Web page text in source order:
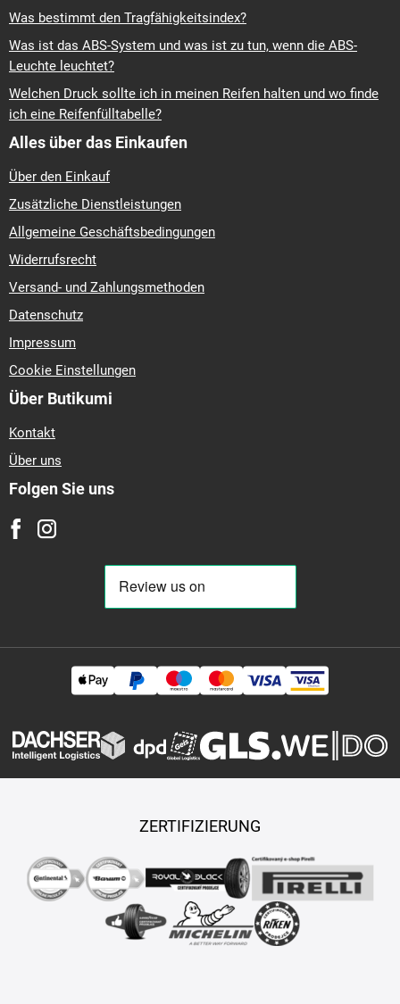
Was bestimmt den Tragfähigkeitsindex?
Was ist das ABS-System und was ist zu tun, wenn die ABS-
Leuchte leuchtet?
Welchen Druck sollte ich in meinen Reifen halten und wo finde
ich eine Reifenfülltabelle?
Alles über das Einkaufen
Über den Einkauf
Zusätzliche Dienstleistungen
Allgemeine Geschäftsbedingungen
Widerrufsrecht
Versand- und Zahlungsmethoden
Datenschutz
Impressum
Cookie Einstellungen
Über Butikumi
Kontakt
Über uns
Folgen Sie uns
ZERTIFIZIERUNG